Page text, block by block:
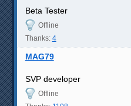
Beta Tester
Offline
Thanks: 4
MAG79
SVP developer
Offline